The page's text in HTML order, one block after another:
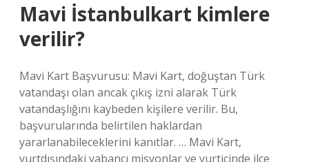
Mavi İstanbulkart kimlere
verilir?
Mavi Kart Başvurusu: Mavi Kart, doğuştan Türk
vatandaşı olan ancak çıkış izni alarak Türk
vatandaşlığını kaybeden kişilere verilir. Bu,
başvurularında belirtilen haklardan
yararlanabileceklerini kanıtlar. … Mavi Kart,
yurtdışındaki yabancı misyonlar ve yurtiçinde ilçe